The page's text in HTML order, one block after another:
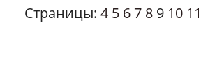
Страницы: 4 5 6 7 8 9 10 11